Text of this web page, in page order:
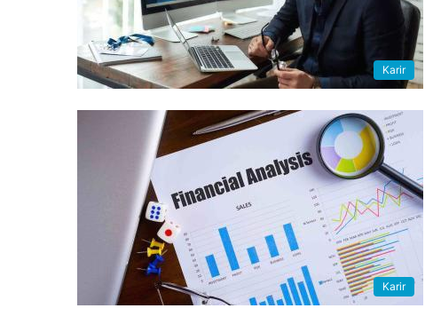
Karir
Karir